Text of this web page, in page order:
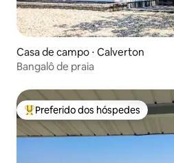
Casa de campo ⋅ Calverton
Bangalô de praia
Entre os melhores preferidos dos
Preferido dos hóspedes